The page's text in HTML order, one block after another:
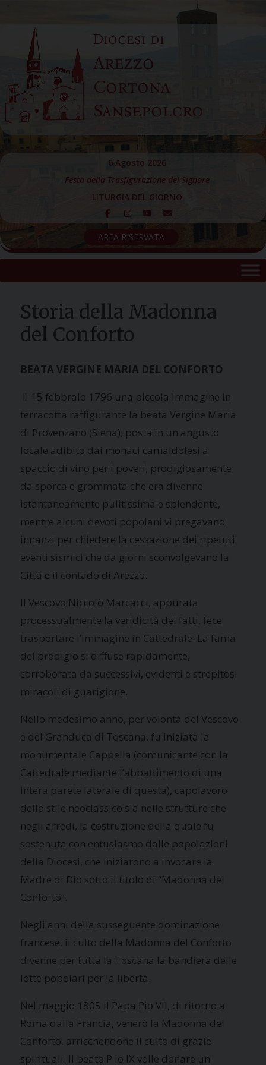
content
Diocesi di
Arezzo
Cortona
Sansepolcro
6 Agosto 2026
Festa della Trasfigurazione del Signore
LITURGIA DEL GIORNO
AREA RISERVATA
Storia della Madonna
del Conforto
BEATA VERGINE MARIA DEL CONFORTO
Il 15 febbraio 1796 una piccola Immagine in
terracotta raffigurante la beata Vergine Maria
di Provenzano (Siena), posta in un angusto
locale adibito dai monaci camaldolesi a
spaccio di vino per i poveri, prodigiosamente
da sporca e grommata che era divenne
istantaneamente pulitissima e splendente,
mentre alcuni devoti popolani vi pregavano
innanzi per chiedere la cessazione dei ripetuti
eventi sismici che da giorni sconvolgevano la
Città e il contado di Arezzo.
Il Vescovo Niccolò Marcacci, appurata
processualmente la veridicità dei fatti, fece
trasportare l’Immagine in Cattedrale. La fama
del prodigio si diffuse rapidamente,
corroborata da successivi, evidenti e strepitosi
miracoli di guarigione.
Nello medesimo anno, per volontà del Vescovo
e del Granduca di Toscana, fu iniziata la
monumentale Cappella (comunicante con la
Cattedrale mediante l’abbattimento di una
intera parete laterale di questa), capolavoro
dello stile neoclassico sia nelle strutture che
negli arredi, la costruzione della quale fu
sostenuta con entusiasmo dalle popolazioni
della Diocesi, che iniziarono a invocare la
Madre di Dio sotto il titolo di “Madonna del
Conforto”.
Negli anni della susseguente dominazione
francese, il culto della Madonna del Conforto
divenne per tutta la Toscana la bandiera delle
lotte popolari per la libertà.
Nel maggio 1805 il Papa Pio VII, di ritorno a
Roma dalla Francia, venerò la Madonna del
Conforto, arricchendone il culto di grazie
spirituali. Il beato P io IX volle donare un